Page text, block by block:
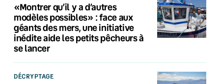
«Montrer qu’il y a d’autres
modèles possibles» : face aux
géants des mers, une initiative
inédite aide les petits pêcheurs à
se lancer
DÉCRYPTAGE